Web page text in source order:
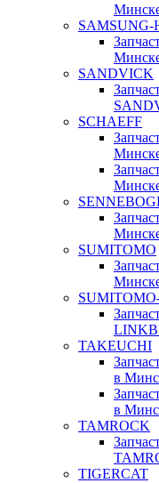
SAMSUNG-
SANDVICK
SCHAEFF
SUMITOMO
TAKEUCHI
в
в
TAMROCK
TIGERCAT